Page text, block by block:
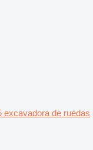
excavadora de ruedas